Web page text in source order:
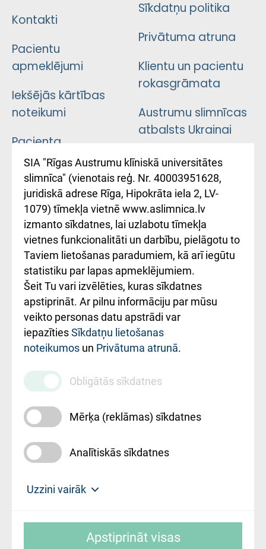
Kontakti
Pacientu
apmeklējumi
Iekšējās kārtības
noteikumi
Pacienta
atsauksmju/sūdzību
iesniegšanas
kārtība
Kā pie mums nokļūt
Rēķinu apmaksas
ceļvedis
Rekvizīti un
ārstniecības
iestādes kods
010000234
Maksas
pakalpojumu
cenrādis
Sīkdatņu politika
Privātuma atruna
Klientu un pacientu
rokasgrāmata
Austrumu slimnīcas
atbalsts Ukrainai
Підтримка Східної
лікарні та співпраця з
Україною
SIA "Rīgas Austrumu klīniskā universitātes
slimnīca" (vienotais reģ. Nr. 40003951628,
juridiskā adrese Rīga, Hipokrāta iela 2, LV-
1079) tīmekļa vietnē www.aslimnica.lv
izmanto sīkdatnes, lai uzlabotu tīmekļa
vietnes funkcionalitāti un darbību, pielāgotu to
Taviem lietošanas paradumiem, kā arī iegūtu
statistiku par lapas apmeklējumiem.
Šeit Tu vari izvēlēties, kuras sīkdatnes
apstiprināt. Ar pilnu informāciju par mūsu
veikto personas datu apstrādi var
iepazītiesSīkdatņu lietošanas
noteikumos un Privātuma atrunā.
Obligātās sīkdatnes
Mērķa (reklāmas) sīkdatnes
Analītiskās sīkdatnes
Uzzini vairāk
slimnīca, turpmāk – Pārzinis, sīkdatņu
Apstiprināt visas